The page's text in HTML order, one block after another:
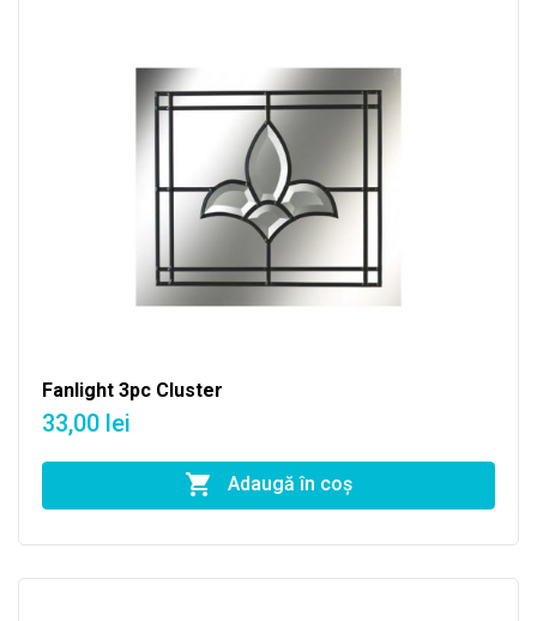
Fanlight 3pc Cluster
33,00 lei
Adaugă în coş